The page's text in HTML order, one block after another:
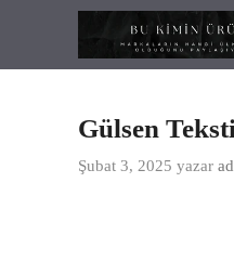
Gülsen
Şubat 3, 2025 yazar